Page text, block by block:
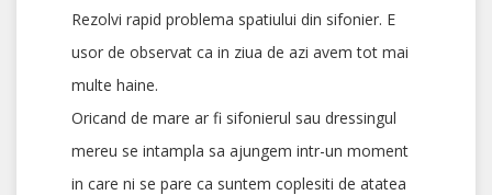
Rezolvi rapid problema spatiului din sifonier. E
usor de observat ca in ziua de azi avem tot mai
multe haine.
Oricand de mare ar fi sifonierul sau dressingul
mereu se intampla sa ajungem intr-un moment
in care ni se pare ca suntem coplesiti de atatea